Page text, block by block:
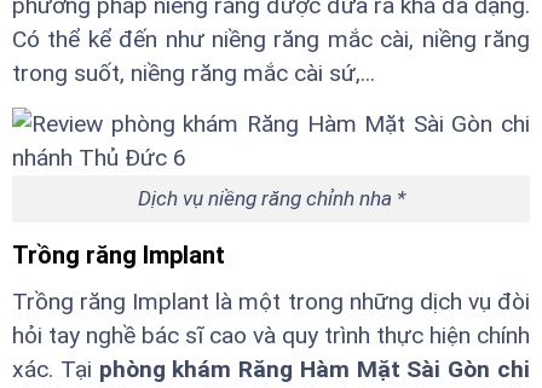
phương pháp niềng răng được đưa ra khá đa dạng.
Có thể kể đến như niềng răng mắc cài, niềng răng
trong suốt, niềng răng mắc cài sứ,...
Dịch vụ niềng răng chỉnh nha *
Trồng răng Implant
Trồng răng Implant là một trong những dịch vụ đòi
hỏi tay nghề bác sĩ cao và quy trình thực hiện chính
xác. Tại phòng khám Răng Hàm Mặt Sài Gòn chi